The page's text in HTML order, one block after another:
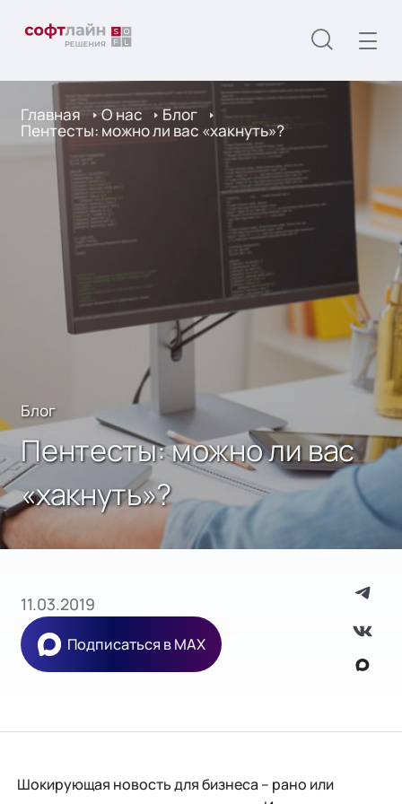
Главная О нас Блог
Пентесты: можно ли вас «хакнуть»?
Блог
Пентесты: можно ли вас
«хакнуть»?
11.03.2019
Подписаться в MAX
Шокирующая новость для бизнеса – рано или